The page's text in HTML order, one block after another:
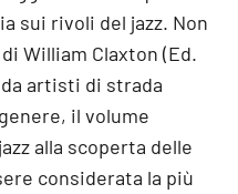
sui rivoli del jazz. Non
William Claxton (Ed.
artisti di strada
il volume
alla scoperta delle
considerata la più